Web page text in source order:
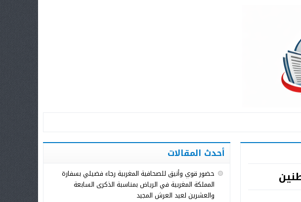
أحدث المقالات
حضور قوي وأنيق للصحافية المغربية رجاء فضيلي بسفارة
المملكة المغربية في الرياض بمناسبة الذكرى السابعة
والعشرين لعيد العرش المجيد